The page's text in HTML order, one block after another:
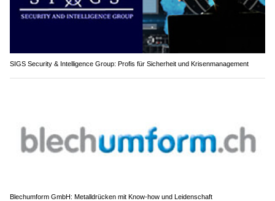
SIGS Security & Intelligence Group: Profis für Sicherheit und Krisenmanagement
Blechumform GmbH: Metalldrücken mit Know-how und Leidenschaft